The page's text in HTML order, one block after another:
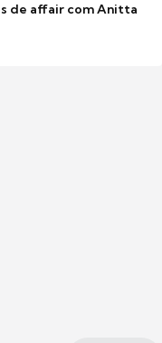
de affair com Anitta